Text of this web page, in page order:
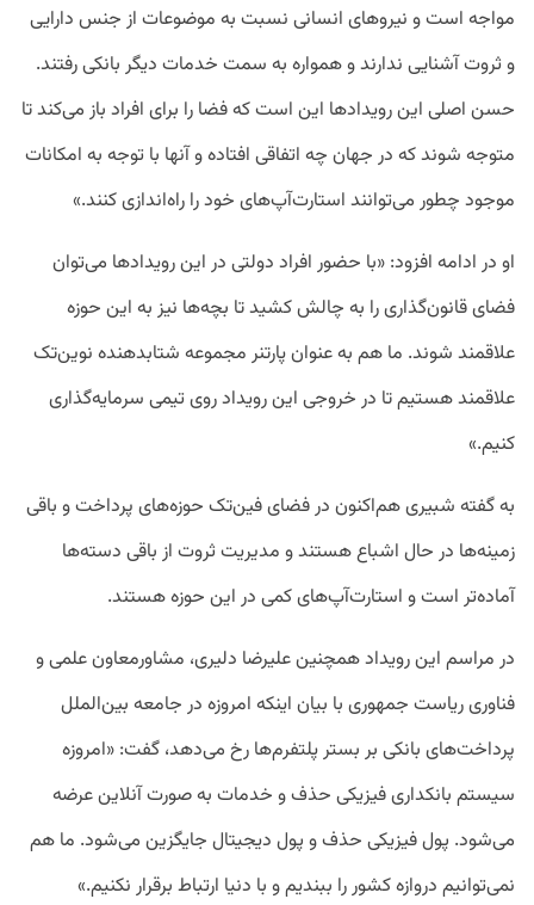
مواجه است و نیروهای انسانی نسبت به موضوعات از جنس دارایی
و ثروت آشنایی ندارند و همواره به سمت خدمات دیگر بانکی رفتند.
حسن اصلی این رویدادها این است که فضا را برای افراد باز می‌کند تا
متوجه شوند که در جهان چه اتفاقی افتاده و آنها با توجه به امکانات
موجود چطور می‌توانند استارت‌آپ‌های خود را راه‌اندازی کنند.»
او در ادامه افزود: «با حضور افراد دولتی در این رویدادها می‌توان
فضای قانون‌گذاری را به چالش کشید تا بچه‌ها نیز به این حوزه
علاقمند شوند. ما هم به عنوان پارتنر مجموعه شتابدهنده نوین‌‌تک
علاقمند هستیم تا در خروجی این رویداد روی تیمی سرمایه‌گذاری
کنیم.»
به گفته شبیری هم‌اکنون در فضای فین‌تک حوزه‌های پرداخت و باقی
زمینه‌ها در حال اشباع هستند و مدیریت ثروت از باقی دسته‌ها
آماده‌تر است و استارت‌آپ‌های کمی در این حوزه هستند.
در مراسم این رویداد همچنین علیرضا دلیری، مشاورمعاون علمی و
فناوری ریاست جمهوری با بیان اینکه امروزه در جامعه بین‌الملل
پرداخت‌های بانکی بر بستر پلتفرم‌ها رخ می‌دهد، گفت: «امروزه
سیستم بانکداری فیزیکی حذف و خدمات به صورت آنلاین عرضه
می‌شود. پول فیزیکی حذف و پول دیجیتال جایگزین می‌شود. ما هم
نمی‌توانیم دروازه کشور را ببندیم و با دنیا ارتباط برقرار نکنیم.»